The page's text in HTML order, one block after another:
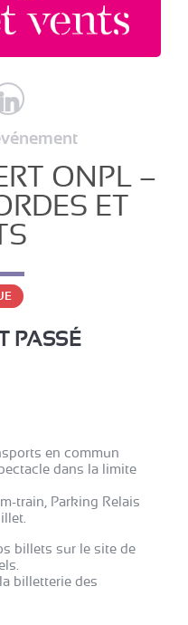
ONPL –
ET
PASSÉ
en commun
dans la limite
train, Parking Relais
billets sur le site de
billetterie des